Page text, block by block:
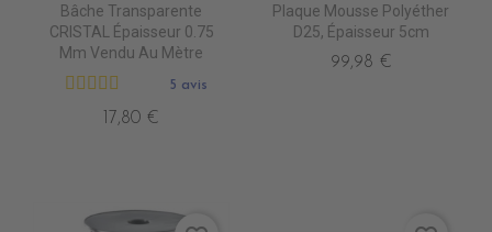
Bâche Transparente
CRISTAL Épaisseur 0.75
Mm Vendu Au Mètre
5 avis
17,80 €
Plaque Mousse Polyéther
D25, Épaisseur 5cm
99,98 €